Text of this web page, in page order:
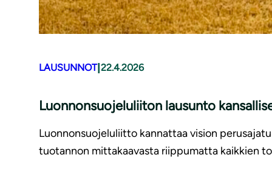
LAUSUNNOT| 22.4.2026
Luonnonsuojeluliiton lausunto
Luonnonsuojeluliitto kannattaa vision
tuotannon mittakaavasta riippumatta kaikkien